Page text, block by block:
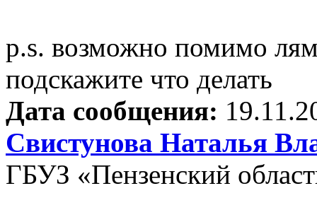
p.s. возможно помимо
подскажите что делать
Дата сообщения:
Свистунова Наталья
ГБУЗ «Пензенский